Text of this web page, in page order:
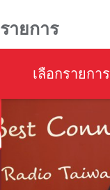
รายการ
เลือกรายการ